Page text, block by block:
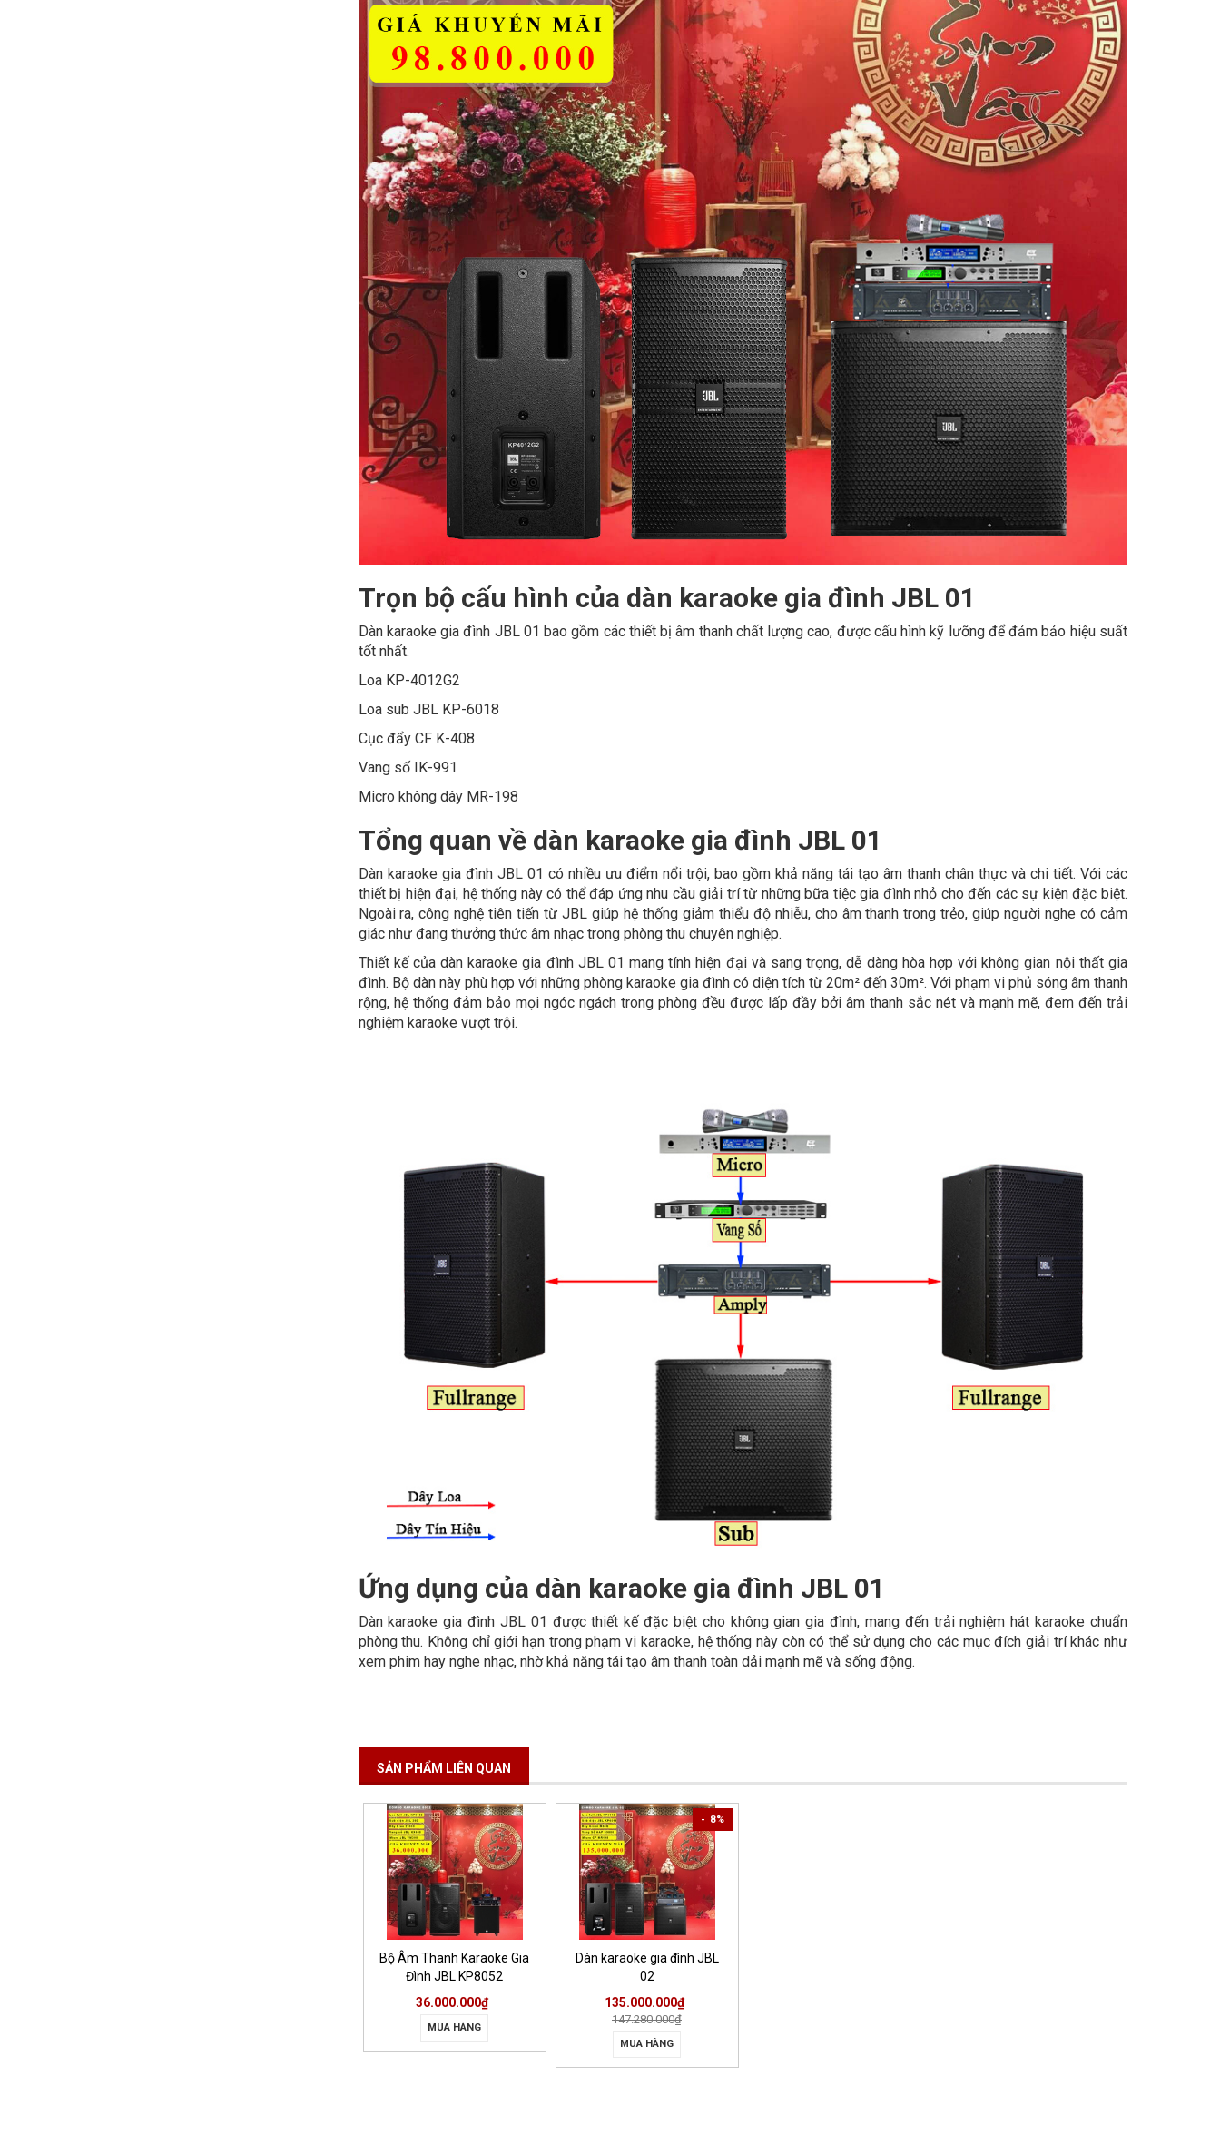
Trọn bộ cấu hình của dàn karaoke gia đình JBL 01
Dàn karaoke gia đình JBL 01 bao gồm các thiết bị âm thanh chất lượng cao, được cấu hình kỹ lưỡng để đảm bảo hiệu suất
tốt nhất.
Loa KP-4012G2
Loa sub JBL KP-6018
Cục đẩy CF K-408
Vang số IK-991
Micro không dây MR-198
Tổng quan về dàn karaoke gia đình JBL 01
Dàn karaoke gia đình JBL 01 có nhiều ưu điểm nổi trội, bao gồm khả năng tái tạo âm thanh chân thực và chi tiết. Với các
thiết bị hiện đại, hệ thống này có thể đáp ứng nhu cầu giải trí từ những bữa tiệc gia đình nhỏ cho đến các sự kiện đặc biệt.
Ngoài ra, công nghệ tiên tiến từ JBL giúp hệ thống giảm thiểu độ nhiễu, cho âm thanh trong trẻo, giúp người nghe có cảm
giác như đang thưởng thức âm nhạc trong phòng thu chuyên nghiệp.
Thiết kế của dàn karaoke gia đình JBL 01 mang tính hiện đại và sang trọng, dễ dàng hòa hợp với không gian nội thất gia
đình. Bộ dàn này phù hợp với những phòng karaoke gia đình có diện tích từ 20m² đến 30m². Với phạm vi phủ sóng âm thanh
rộng, hệ thống đảm bảo mọi ngóc ngách trong phòng đều được lấp đầy bởi âm thanh sắc nét và mạnh mẽ, đem đến trải
nghiệm karaoke vượt trội.
Ứng dụng của dàn karaoke gia đình JBL 01
Dàn karaoke gia đình JBL 01 được thiết kế đặc biệt cho không gian gia đình, mang đến trải nghiệm hát karaoke chuẩn
phòng thu. Không chỉ giới hạn trong phạm vi karaoke, hệ thống này còn có thể sử dụng cho các mục đích giải trí khác như
xem phim hay nghe nhạc, nhờ khả năng tái tạo âm thanh toàn dải mạnh mẽ và sống động.
SẢN PHẨM LIÊN QUAN
Bộ Âm Thanh Karaoke Gia
Đình JBL KP8052
36.000.000₫
MUA HÀNG
- 8%
Dàn karaoke gia đình JBL
02
135.000.000₫
147.280.000₫
MUA HÀNG